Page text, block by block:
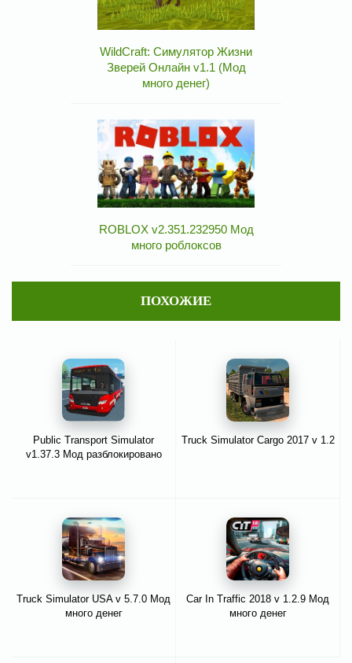
WildCraft: Симулятор Жизни
Зверей Онлайн v1.1 (Мод
много денег)
ROBLOX v2.351.232950 Мод
много роблоксов
ПОХОЖИЕ
Public Transport Simulator
v1.37.3 Мод разблокировано
Truck Simulator Cargo 2017 v 1.2
Truck Simulator USA v 5.7.0 Мод
много денег
Car In Traffic 2018 v 1.2.9 Мод
много денег